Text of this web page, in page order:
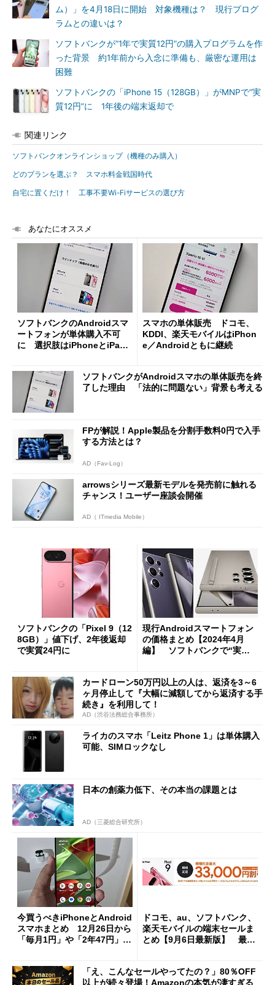
ム）」を4月18日に開始 対象機種は？ 現行プログ
ラムとの違いは？
ソフトバンクが“1年で実質12円”の購入プログラムを作
った背景 約1年前から入念に準備も、厳密な運用は
困難
ソフトバンクの「iPhone 15（128GB）」がMNPで“実
質12円”に 1年後の端末返却で
関連リンク
ソフトバンクオンラインショップ（機種のみ購入）
どのプランを選ぶ？ スマホ料金戦国時代
自宅に置くだけ！ 工事不要Wi-Fiサービスの選び方
あなたにオススメ
ソフトバンクのAndroidスマ
ートフォンが単体購入不可
に 選択肢はiPhoneとiPad
スマホの単体販売 ドコモ、
KDDI、楽天モバイルはiPhon
e／Androidともに継続
ソフトバンクがAndroidスマホの単体販売を終
了した理由 「法的に問題ない」背景も考える
FPが解説！Apple製品を分割手数料0円で入手
する方法とは？
AD（Fav-Log）
arrowsシリーズ最新モデルを発売前に触れる
チャンス！ユーザー座談会開催
AD（ ITmedia Mobile）
ソフトバンクの「Pixel 9（12
8GB）」値下げ、2年後返却
で実質24円に
現行Androidスマートフォン
の価格まとめ【2024年4月
編】 ソフトバンクで“実質2
カードローン50万円以上の人は、返済を3～6
ヶ月停止して『大幅に減額してから返済する手
続き』を利用して！
AD（渋谷法務総合事務所）
ライカのスマホ「Leitz Phone 1」は単体購入
可能、SIMロックなし
日本の創薬力低下、その本当の課題とは
AD（三菱総合研究所）
今買うべきiPhoneとAndroid
スマホまとめ 12月26日から
「毎月1円」や「2年47円」が
ドコモ、au、ソフトバンク、
楽天モバイルの端末セールま
とめ【9月6日最新版】 最新
「え、こんなセールやってたの？」80％OFF
以上が続々登場！Amazonの本気が凄すぎる